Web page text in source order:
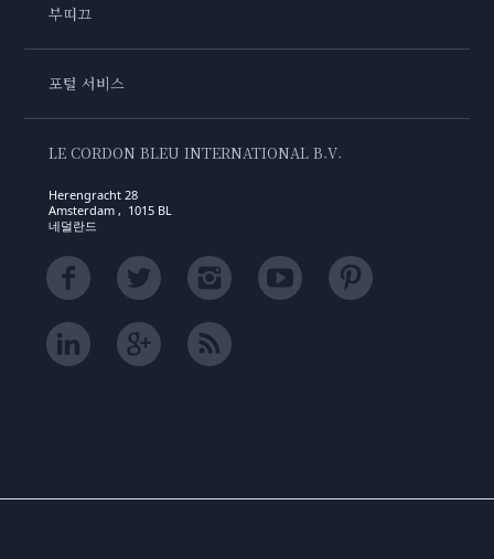
부띠끄
포털 서비스
LE CORDON BLEU INTERNATIONAL B.V.
Herengracht 28
Amsterdam , 1015 BL
네덜란드